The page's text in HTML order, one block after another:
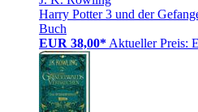
Harry Potter 3 und der
Buch
EUR 38,00* Aktueller Preis: